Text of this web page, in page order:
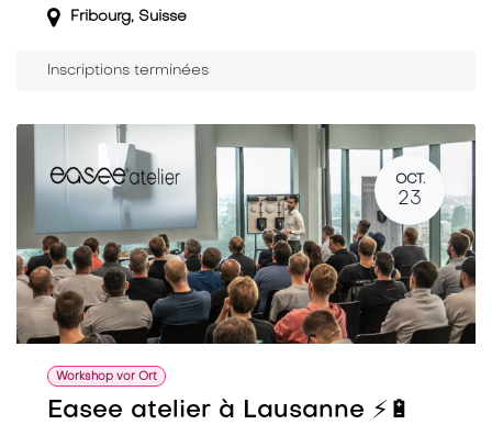
Fribourg, Suisse
Inscriptions terminées
OCT.
23
Workshop vor Ort
Easee atelier à Lausanne ⚡️🔋